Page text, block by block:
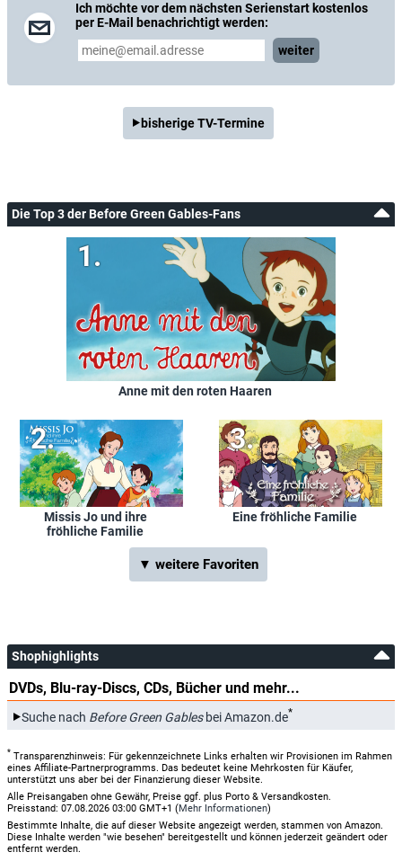
Ich möchte vor dem nächsten Serienstart kostenlos
per E-Mail benachrichtigt werden:
weiter
bisherige TV-Termine
Die Top 3 der Before Green Gables-Fans
Anne mit den roten Haaren
Missis Jo und ihre
fröhliche Familie
Eine fröhliche Familie
▼ weitere Favoriten
Shophighlights
DVDs, Blu-ray-Discs, CDs, Bücher und mehr...
Suche nach Before Green Gablesbei Amazon.de*
* Transparenzhinweis: Für gekennzeichnete Links erhalten wir Provisionen im Rahmen
eines Affiliate-Partnerprogramms. Das bedeutet keine Mehrkosten für Käufer,
unterstützt uns aber bei der Finanzierung dieser Website.
Alle Preisangaben ohne Gewähr, Preise ggf. plus Porto & Versandkosten.
Preisstand: 07.08.2026 03:00 GMT+1 (Mehr Informationen)
Bestimmte Inhalte, die auf dieser Website angezeigt werden, stammen von Amazon.
Diese Inhalte werden "wie besehen" bereitgestellt und können jederzeit geändert oder
entfernt werden.